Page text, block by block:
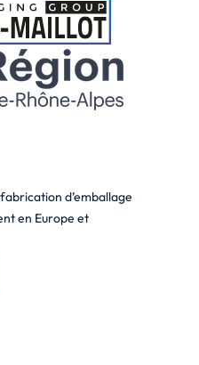
d’emballage
en Europe et